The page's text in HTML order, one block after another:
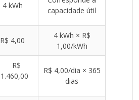
4 kWh
capacidade útil
R$ 4,00
4 kWh × R$
1,00/kWh
R$
1.460,00
R$ 4,00/dia × 365
dias